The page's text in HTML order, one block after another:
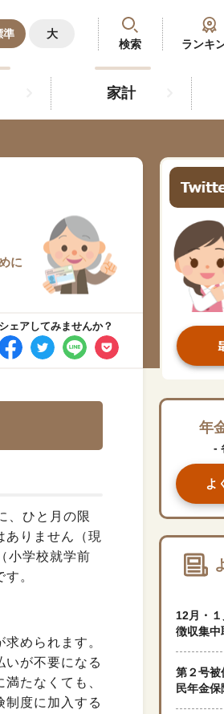
準
大
検索
ランキ
家計最新記事
人
#年金広報
#ねんきんAtoZ
#年金のこんな
#年金講座
「年金」に関する
「終活」に関す
「家計」に関す
に
シェアしてみませんか？
、ひと月の限
ありません（現
小学校就学前
。
められます。
いが不要になる
たなくても、
制度に加入する
年
-
よ
12月・
徴収集中
第２号被
民年金